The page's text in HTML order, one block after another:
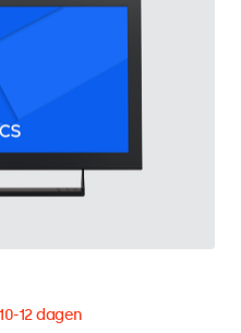
12 dagen